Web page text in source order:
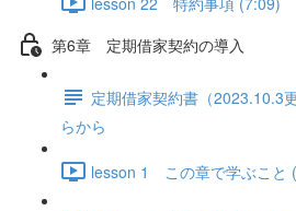
第6章 定期借家契約の導入
定期借家契約書（2023.10.3
らから
lesson 1 この章で学ぶこと